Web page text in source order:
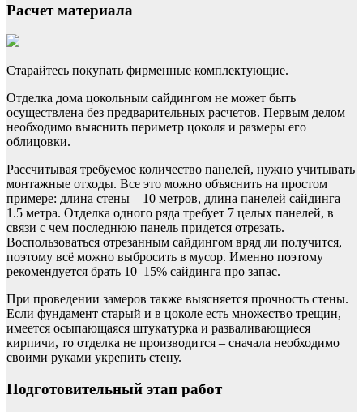
Расчет материала
Старайтесь покупать фирменные комплектующие.
Отделка дома цокольным сайдингом не может быть
осуществлена без предварительных расчетов. Первым делом
необходимо выяснить периметр цоколя и размеры его
облицовки.
Рассчитывая требуемое количество панелей, нужно учитывать
монтажные отходы. Все это можно объяснить на простом
примере: длина стены – 10 метров, длина панелей сайдинга –
1.5 метра. Отделка одного ряда требует 7 целых панелей, в
связи с чем последнюю панель придется отрезать.
Воспользоваться отрезанным сайдингом вряд ли получится,
поэтому всё можно выбросить в мусор. Именно поэтому
рекомендуется брать 10–15% сайдинга про запас.
При проведении замеров также выясняется прочность стены.
Если фундамент старый и в цоколе есть множество трещин,
имеется осыпающаяся штукатурка и разваливающиеся
кирпичи, то отделка не производится – сначала необходимо
своими руками укрепить стену.
Подготовительный этап работ